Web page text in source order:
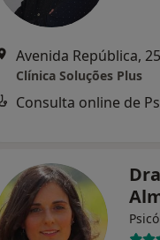
Clínica Soluções Plus